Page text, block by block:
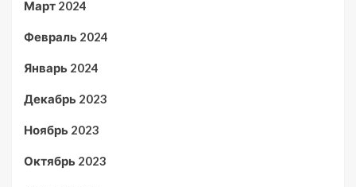
Март 2024
Февраль 2024
Январь 2024
Декабрь 2023
Ноябрь 2023
Октябрь 2023